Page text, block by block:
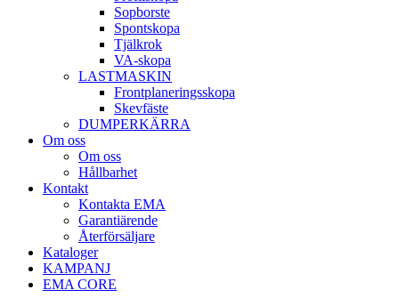
Sop­borste
Spont­skopa
Tjäl­krok
VA­-skopa
LAST­MASKIN
Front­planerings­skopa
Skev­fäste
DUMPER­KÄRRA
Om oss
Om oss
Hållbarhet
Kontakt
Kontakta EMA
Garantiärende
Återförsäljare
Kataloger
KAMPANJ
EMA CORE